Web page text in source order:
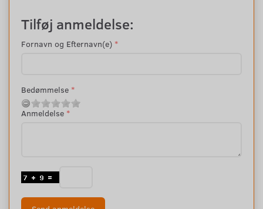
Tilføj anmeldelse:
Fornavn og Efternavn(e)
Bedømmelse
Anmeldelse